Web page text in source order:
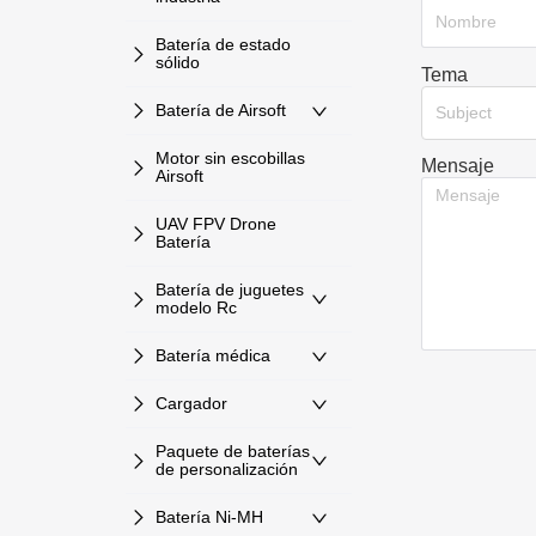
Batería de estado
sólido
Batería de Airsoft
Motor sin escobillas
Airsoft
UAV FPV Drone
Batería
Batería de juguetes
modelo Rc
Batería médica
Cargador
Paquete de baterías
de personalización
Batería Ni-MH
Tema
Subject
Mensaje